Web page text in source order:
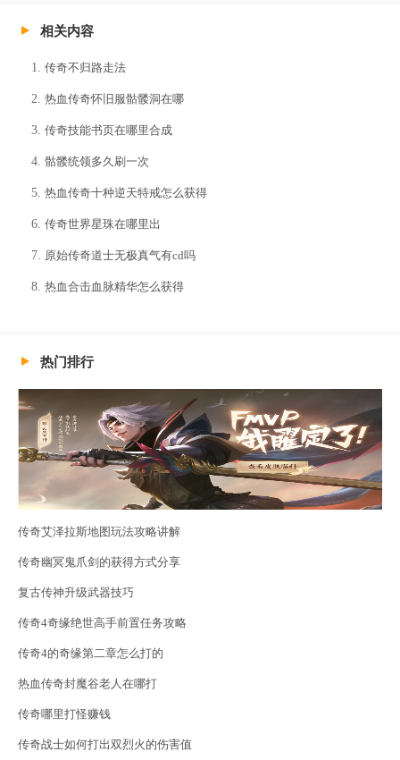
相关内容
传奇不归路走法
热血传奇怀旧服骷髅洞在哪
传奇技能书页在哪里合成
骷髅统领多久刷一次
热血传奇十种逆天特戒怎么获得
传奇世界星珠在哪里出
原始传奇道士无极真气有cd吗
热血合击血脉精华怎么获得
热门排行
传奇艾泽拉斯地图玩法攻略讲解
传奇幽冥鬼爪剑的获得方式分享
复古传神升级武器技巧
传奇4奇缘绝世高手前置任务攻略
传奇4的奇缘第二章怎么打的
热血传奇封魔谷老人在哪打
传奇哪里打怪赚钱
传奇战士如何打出双烈火的伤害值